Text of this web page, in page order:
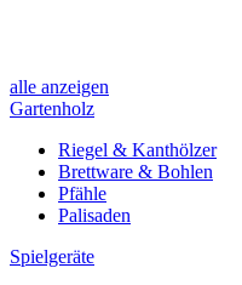
alle anzeigen
Gartenholz
Riegel & Kanthölzer
Brettware & Bohlen
Pfähle
Palisaden
Spielgeräte